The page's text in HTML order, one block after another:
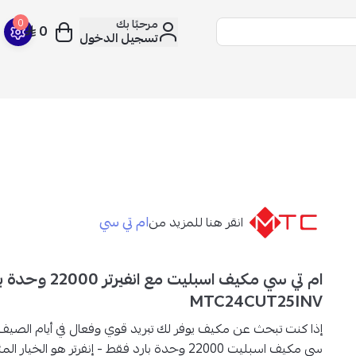
مرحبًا بك
تسجيل الدخول
0 0
انقر هنا للمزيد منام تي سي
ام تي سي مكيف
MTC24CUT25INV
إذا كنت تبحث عن مكيف يوفر لك تبريد قوي وفعال في أيام الصيف
سي مكيف اسبليت 22000 وحدة بارد فقط - إنفرتر هو